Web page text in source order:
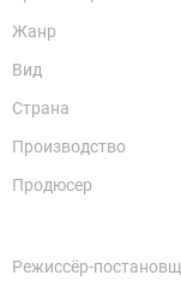
Жанр
Вид
Страна
Производство
Продюсер
Режиссёр-